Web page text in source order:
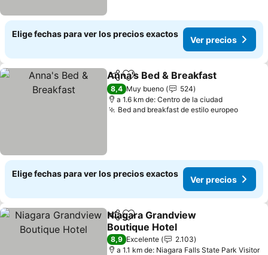
Elige fechas para ver los precios exactos
Ver precios
CompartirAgregar a favoritos
Anna's Bed & Breakfast
8,4 Muy bueno
524
a 1.6 km de: Centro de la ciudad
Bed and breakfast de estilo europeoVer
Elige fechas para ver los precios exactos
Ver precios
CompartirAgregar a favoritos
Niagara Grandview
Boutique Hotel
Ver precios
8,9 Excelente
2.103
a 1.1 km de: Niagara Falls State Park Visitor